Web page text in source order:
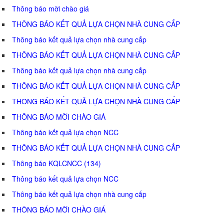
Thông báo mời chào giá
THÔNG BÁO KẾT QUẢ LỰA CHỌN NHÀ CUNG CẤP
Thông báo kết quả lựa chọn nhà cung cấp
THÔNG BÁO KẾT QUẢ LỰA CHỌN NHÀ CUNG CẤP
Thông báo kết quả lựa chọn nhà cung cấp
THÔNG BÁO KẾT QUẢ LỰA CHỌN NHÀ CUNG CẤP
THÔNG BÁO KẾT QUẢ LỰA CHỌN NHÀ CUNG CẤP
THÔNG BÁO MỜI CHÀO GIÁ
Thông báo kết quả lựa chọn NCC
THÔNG BÁO KẾT QUẢ LỰA CHỌN NHÀ CUNG CẤP
Thông báo KQLCNCC (134)
Thông báo kết quả lựa chọn NCC
Thông báo kết quả lựa chọn nhà cung cấp
THÔNG BÁO MỜI CHÀO GIÁ